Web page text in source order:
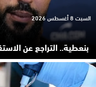
بنعطية.. التراجع عن
السبت 8 أغسطس 2026